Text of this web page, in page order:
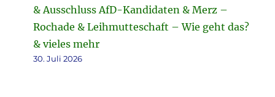
& Ausschluss AfD-Kandidaten & Merz –
Rochade & Leihmutteschaft – Wie geht das?
& vieles mehr
30. Juli 2026